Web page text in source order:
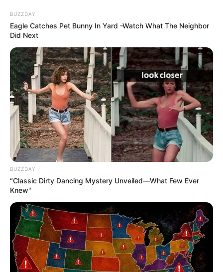
BUZZDAY
Eagle Catches Pet Bunny In Yard -Watch What The Neighbor
Did Next
BUZZDAY
“Classic Dirty Dancing Mystery Unveiled—What Few Ever
Knew"